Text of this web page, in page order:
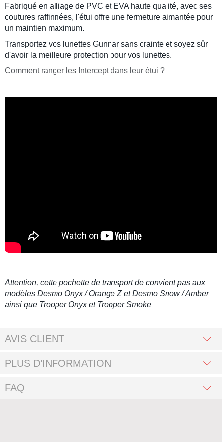
Fabriqué en alliage de PVC et EVA haute qualité, avec ses
coutures raffinnées, l'étui offre une fermeture aimantée pour
un maintien maximum.
Transportez vos lunettes Gunnar sans crainte et soyez sûr
d'avoir la meilleure protection pour vos lunettes.
Comment ranger les Intercept dans leur étui ?
Attention, cette pochette de transport de convient pas aux
modèles Desmo Onyx / Orange Z et Desmo Snow / Amber
ainsi que Trooper Onyx et Trooper Smoke
AVIS CLIENT
PLUS D’INFORMATION
FAQ